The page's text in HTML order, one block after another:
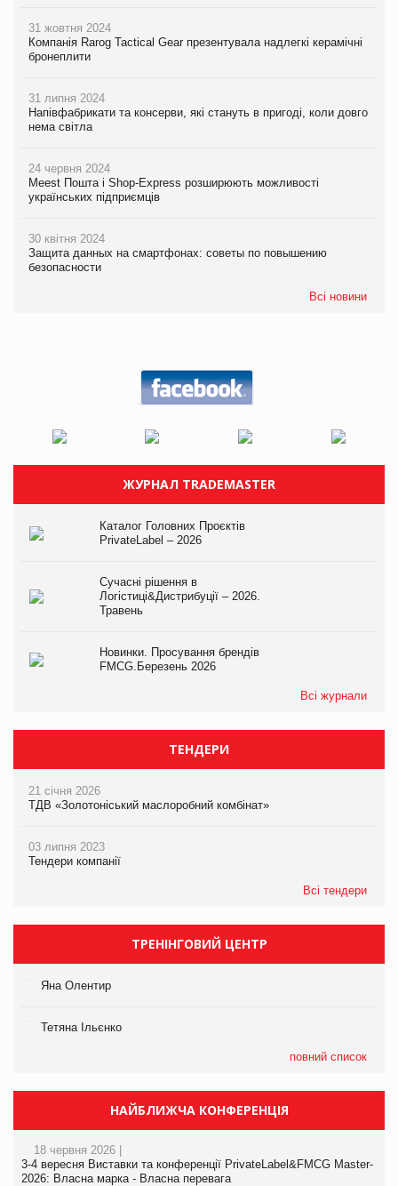
31 жовтня 2024
Компанія Rarog Tactical Gear презентувала надлегкі керамічні
бронеплити
31 липня 2024
Напівфабрикати та консерви, які стануть в пригоді, коли довго
нема світла
24 червня 2024
Meest Пошта і Shop-Express розширюють можливості
українських підприємців
30 квітня 2024
Защита данных на смартфонах: советы по повышению
безопасности
Всі новини
ЖУРНАЛ TRADEMASTER
Каталог Головних Проєктів
PrivateLabel – 2026
Сучасні рішення в
Логістиці&Дистрибуції – 2026.
Травень
Новинки. Просування брендів
FMCG.Березень 2026
Всі журнали
ТЕНДЕРИ
21 січня 2026
ТДВ «Золотоніський маслоробний комбінат»
03 липня 2023
Тендери компанії
Всі тендери
ТРЕНІНГОВИЙ ЦЕНТР
Яна Олентир
Тетяна Ільєнко
повний список
НАЙБЛИЖЧА КОНФЕРЕНЦІЯ
18 червня 2026 |
3-4 вересня Виставки та конференції PrivateLabel&FMCG Master-
2026: Власна марка - Власна перевага